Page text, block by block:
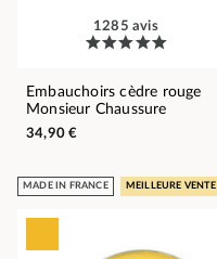
1285 avis
Embauchoirs cèdre rouge
Monsieur Chaussure
34,90 €
MADE IN FRANCE MEILLEURE VENTE